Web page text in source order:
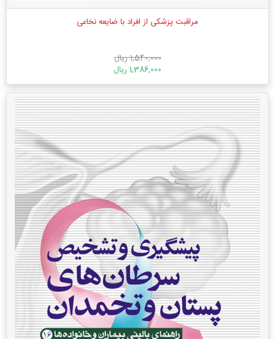
مراقبت پزشکی از افراد با ضایعه نخاعی
1,540,000 ریال
1,386,000 ریال